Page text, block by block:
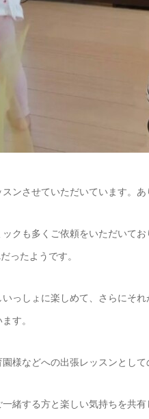
ンさせていただいています。
クも多くご依頼をいただいて
ったようです。
っしょに楽しめて、さらにそ
す。
様などへの出張レッスンとして
緒する方と楽しい気持ちを共